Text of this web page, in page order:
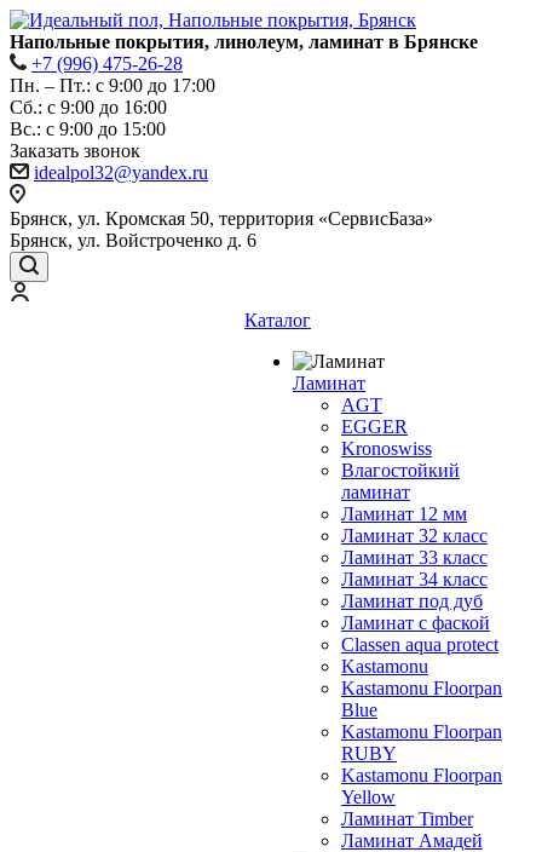
Напольные покрытия, линолеум, ламинат в Брянске
+7 (996) 475-26-28
Пн. – Пт.: с 9:00 до 17:00
Сб.: с 9:00 до 16:00
Bc.: с 9:00 до 15:00
Заказать звонок
idealpol32@yandex.ru
Брянск, ул. Кромская 50, территория «СервисБаза»
Брянск, ул. Войстроченко д. 6
Каталог
Ламинат
AGT
EGGER
Kronoswiss
Влагостойкий
ламинат
Ламинат 12 мм
Ламинат 32 класс
Ламинат 33 класс
Ламинат 34 класс
Ламинат под дуб
Ламинат с фаской
Classen aqua protect
Kastamonu
Kastamonu Floorpan
Blue
Kastamonu Floorpan
RUBY
Kastamonu Floorpan
Yellow
Ламинат Timber
Ламинат Амадей